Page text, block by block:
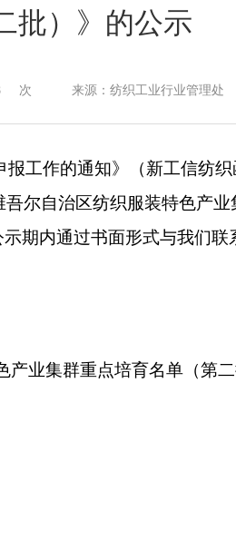
批）》的公示
次 来源：纺织工业行业管理处
报工作的通知》（新工信纺织
吾尔自治区纺织服装特色产业
期内通过书面形式与我们联
业集群重点培育名单（第二